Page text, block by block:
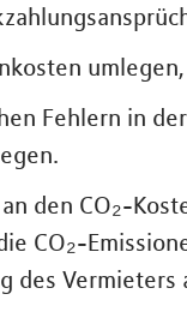
Fehlern in
den CO₂-
CO₂-
des Vermieters